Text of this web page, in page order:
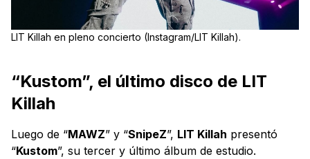
LIT Killah en pleno concierto (Instagram/LIT Killah).
“Kustom”, el último disco de LIT
Killah
Luego de “MAWZ” y “SnipeZ”, LIT Killah presentó
“Kustom”, su tercer y último álbum de estudio.